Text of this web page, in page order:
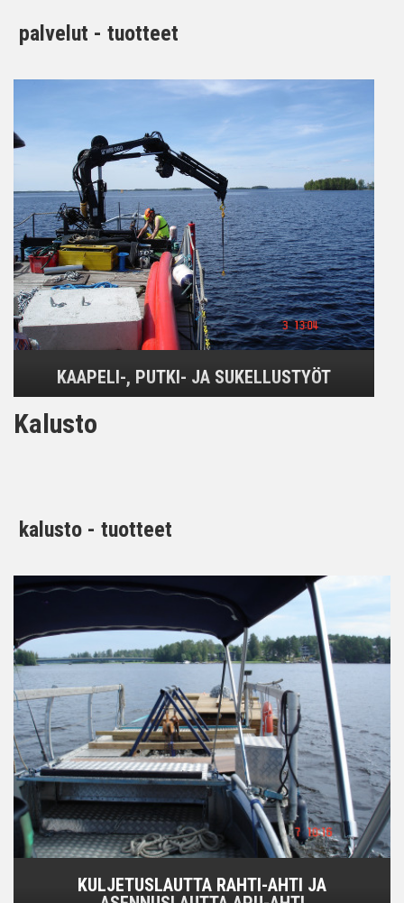
palvelut - tuotteet
KAAPELI-, PUTKI- JA SUKELLUSTYÖT
Kalusto
kalusto - tuotteet
KULJETUSLAUTTA RAHTI-AHTI JA